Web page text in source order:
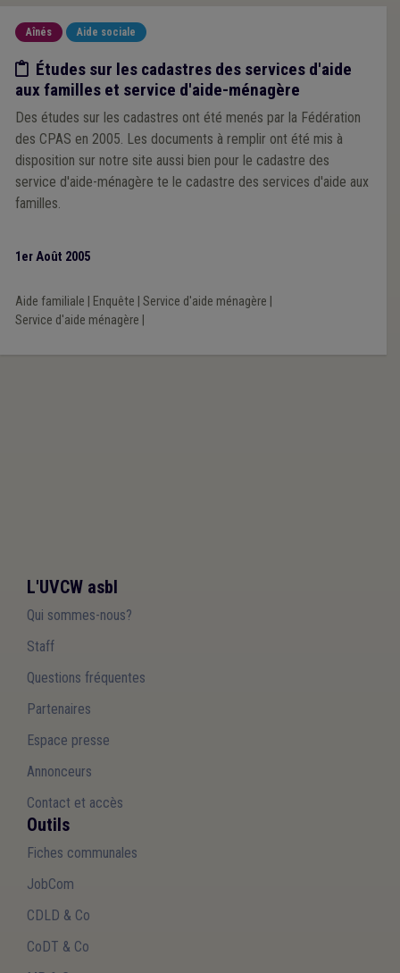
Aînés Aide sociale
Etude/chiffres
Études sur les cadastres des services d'aide
aux familles et service d'aide-ménagère
Des études sur les cadastres ont été menés par la Fédération
des CPAS en 2005. Les documents à remplir ont été mis à
disposition sur notre site aussi bien pour le cadastre des
service d'aide-ménagère te le cadastre des services d'aide aux
familles.
1er Août 2005
Aide familiale Enquête Service d'aide ménagère
Service d'aide ménagère
L'UVCW asbl
Qui sommes-nous?
Staff
Questions fréquentes
Partenaires
Espace presse
Annonceurs
Contact et accès
Outils
Fiches communales
JobCom
CDLD & Co
CoDT & Co